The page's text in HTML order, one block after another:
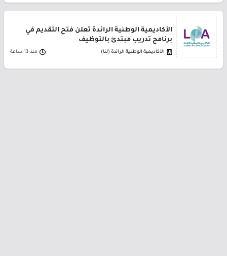
الأكاديمية الوطنية الرائدة تعلن فتح التقديم في
برنامج تدريب مبتدئ بالتوظيف
الأكاديمية الوطنية الرائدة (لنا) منذ 13 ساعة